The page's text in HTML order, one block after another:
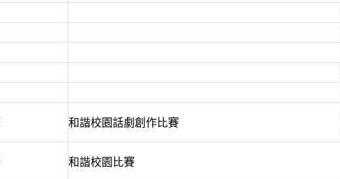
和諧校園話劇創作比賽
和諧校園比賽